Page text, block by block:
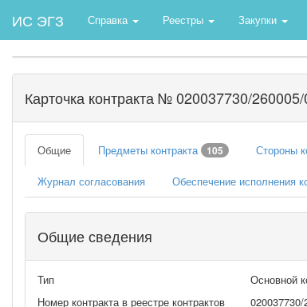
ИС ЭГЗ Справка Реестры Закупки
Карточка контракта № 020037730/
Общие Предметы контракта 105 Стороны
Журнал согласования Обеспечение исполнения
Общие сведения
Тип
Основной
Номер контракта в реестре контрактов